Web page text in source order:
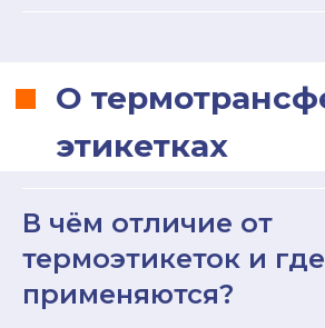
В чём отличие от
термоэтикеток и где
применяются?